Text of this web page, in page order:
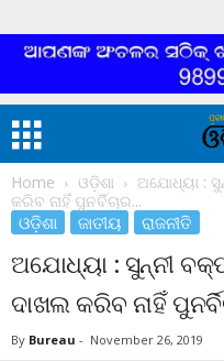
Home ଓଡ଼ିଶା
ଅଯୋଧ୍ୟା :
କରିବ ନାହିଁ ପୁନର୍ବିଚାର...
ଓଡ଼ିଶା ଜାତୀୟ ରାଜନୀତି
ଅଯୋଧ୍ୟା : ସୁନ୍ନୀ
ଦାଖଲ କରିବ ନାହିଁ
By Bureau - November 26, 2019